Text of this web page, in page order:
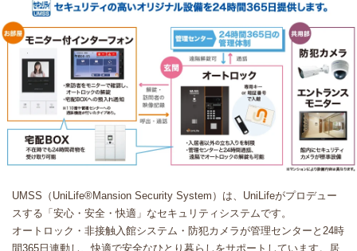
UMSS（UniLife®Mansion Security System）は、UniLifeがプロデュー
スする「安心・安全・快適」なセキュリティシステムです。
オートロック・非接触入館システム・防犯カメラが管理センターと24時
間365日連動し、快適で安全なひとり暮らしをサポートしています。居